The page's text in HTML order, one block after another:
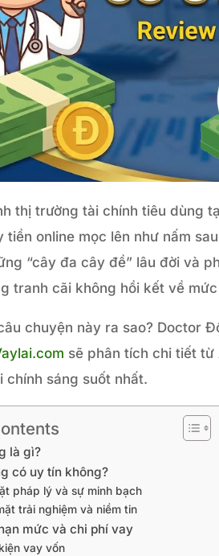
thị trường tài chính tiêu dùng
tiền online mọc lên như nấm
“cây đa cây đề” lâu đời và
tranh cãi không hồi kết về
chuyện này ra sao? Doctor
sẽ phân tích chi tiết
chính sáng suốt nhất.
là gì?
có uy tín không?
pháp lý và sự minh bạch
trải nghiệm và niềm tin
mức và chi phí vay
vay vốn